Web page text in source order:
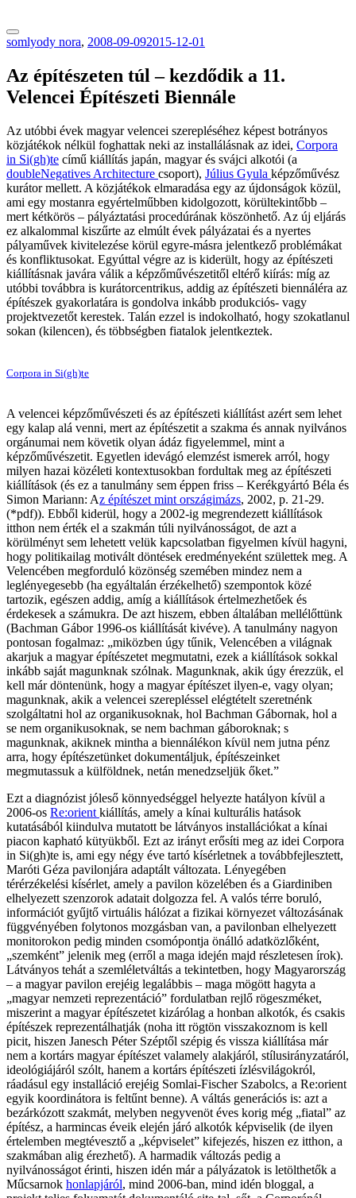
somlyody nora, 2008-09-092015-12-01
Az építészeten túl – kezdődik a 11.
Velencei Építészeti Biennále
Az utóbbi évek magyar velencei szerepléséhez képest botrányos
közjátékok nélkül foghattak neki az installálásnak az idei, Corpora
in Si(gh)te című kiállítás japán, magyar és svájci alkotói (a
doubleNegatives Architecture csoport), Július Gyula képzőművész
kurátor mellett. A közjátékok elmaradása egy az újdonságok közül,
ami egy mostanra egyértelműbben kidolgozott, körültekintőbb –
mert kétkörös – pályáztatási procedúrának köszönhető. Az új eljárás
ez alkalommal kiszűrte az elmúlt évek pályázatai és a nyertes
pályaművek kivitelezése körül egyre-másra jelentkező problémákat
és konfliktusokat. Egyúttal végre az is kiderült, hogy az építészeti
kiállításnak javára válik a képzőművészetitől eltérő kiírás: míg az
utóbbi továbbra is kurátorcentrikus, addig az építészeti biennáléra az
építészek gyakorlatára is gondolva inkább produkciós- vagy
projektvezetőt kerestek. Talán ezzel is indokolható, hogy szokatlanul
sokan (kilencen), és többségben fiatalok jelentkeztek.
Corpora in Si(gh)te
A velencei képzőművészeti és az építészeti kiállítást azért sem lehet
egy kalap alá venni, mert az építészetit a szakma és annak nyilvános
orgánumai nem követik olyan ádáz figyelemmel, mint a
képzőművészetit. Egyetlen idevágó elemzést ismerek arról, hogy
milyen hazai közéleti kontextusokban fordultak meg az építészeti
kiállítások (és ez a tanulmány sem éppen friss – Kerékgyártó Béla és
Simon Mariann: Az építészet mint országimázs, 2002, p. 21-29.
(*pdf)). Ebből kiderül, hogy a 2002-ig megrendezett kiállítások
itthon nem érték el a szakmán túli nyilvánosságot, de azt a
körülményt sem lehetett velük kapcsolatban figyelmen kívül hagyni,
hogy politikailag motivált döntések eredményeként születtek meg. A
Velencében megforduló közönség szemében mindez nem a
leglényegesebb (ha egyáltalán érzékelhető) szempontok közé
tartozik, egészen addig, amíg a kiállítások értelmezhetőek és
érdekesek a számukra. De azt hiszem, ebben általában mellélőttünk
(Bachman Gábor 1996-os kiállítását kivéve). A tanulmány nagyon
pontosan fogalmaz: „miközben úgy tűnik, Velencében a világnak
akarjuk a magyar építészetet megmutatni, ezek a kiállítások sokkal
inkább saját magunknak szólnak. Magunknak, akik úgy érezzük, el
kell már döntenünk, hogy a magyar építészet ilyen-e, vagy olyan;
magunknak, akik a velencei szerepléssel elégtételt szeretnénk
szolgáltatni hol az organikusoknak, hol Bachman Gábornak, hol a
se nem organikusoknak, se nem bachman gáboroknak; s
magunknak, akiknek mintha a biennálékon kívül nem jutna pénz
arra, hogy építészetünket dokumentáljuk, építészeinket
megmutassuk a külföldnek, netán menedzseljük őket.”
Ezt a diagnózist jóleső könnyedséggel helyezte hatályon kívül a
2006-os Re:orient kiállítás, amely a kínai kulturális hatások
kutatásából kiindulva mutatott be látványos installációkat a kínai
piacon kapható kütyükből. Ezt az irányt erősíti meg az idei Corpora
in Si(gh)te is, ami egy négy éve tartó kísérletnek a továbbfejlesztett,
Maróti Géza pavilonjára adaptált változata. Lényegében
térérzékelési kísérlet, amely a pavilon közelében és a Giardiniben
elhelyezett szenzorok adatait dolgozza fel. A valós térre boruló,
információt gyűjtő virtuális hálózat a fizikai környezet változásának
függvényében folytonos mozgásban van, a pavilonban elhelyezett
monitorokon pedig minden csomópontja önálló adatközlőként,
„szemként” jelenik meg (erről a maga idején majd részletesen írok).
Látványos tehát a szemléletváltás a tekintetben, hogy Magyarország
– a magyar pavilon erejéig legalábbis – maga mögött hagyta a
„magyar nemzeti reprezentáció” fordulatban rejlő rögeszméket,
miszerint a magyar építészetet kizárólag a honban alkotók, és csakis
építészek reprezentálhatják (noha itt rögtön visszakoznom is kell
picit, hiszen Janesch Péter Széptől szépig és vissza kiállítása már
nem a kortárs magyar építészet valamely alakjáról, stílusirányzatáról,
ideológiájáról szólt, hanem a kortárs építészeti ízlésvilágokról,
ráadásul egy installáció erejéig Somlai-Fischer Szabolcs, a Re:orient
egyik koordinátora is feltűnt benne). A váltás generációs is: azt a
bezárkózott szakmát, melyben negyvenöt éves korig még „fiatal” az
építész, a harmincas éveik elején járó alkotók képviselik (de ilyen
értelemben megtévesztő a „képviselet” kifejezés, hiszen ez itthon, a
szakmában alig érezhető). A harmadik változás pedig a
nyilvánosságot érinti, hiszen idén már a pályázatok is letölthetők a
Műcsarnok honlapjáról, mind 2006-ban, mind idén bloggal, a